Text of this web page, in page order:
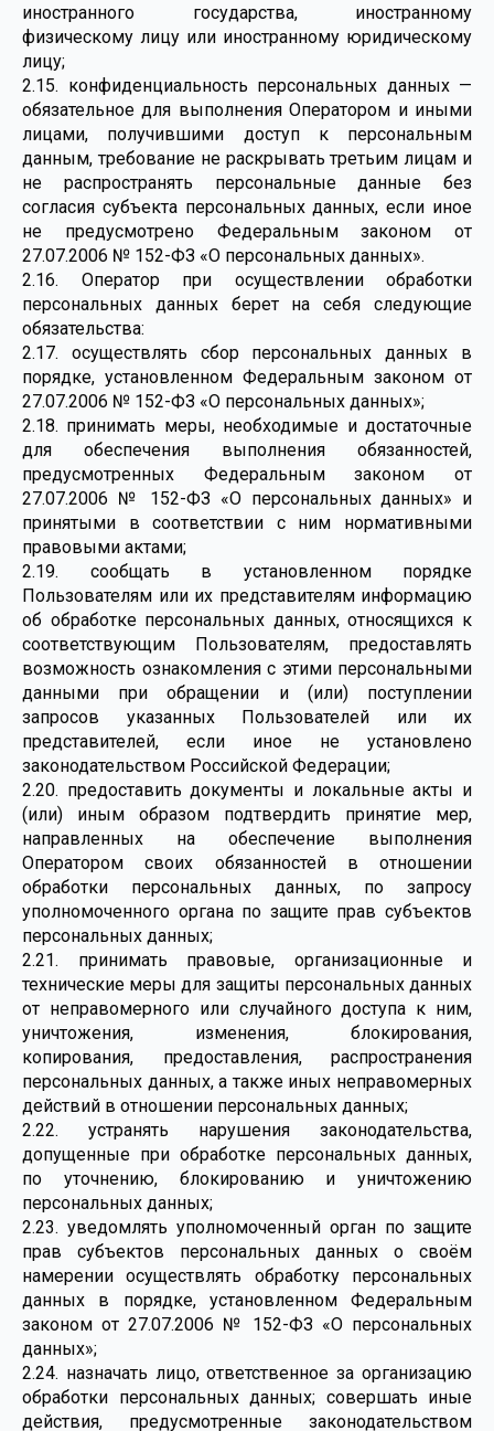
иностранного государства, иностранному
физическому лицу или иностранному юридическому
лицу;
2.15. конфиденциальность персональных данных —
обязательное для выполнения Оператором и иными
лицами, получившими доступ к персональным
данным, требование не раскрывать третьим лицам и
не распространять персональные данные без
согласия субъекта персональных данных, если иное
не предусмотрено Федеральным законом от
27.07.2006 № 152-ФЗ «О персональных данных».
2.16. Оператор при осуществлении обработки
персональных данных берет на себя следующие
обязательства:
2.17. осуществлять сбор персональных данных в
порядке, установленном Федеральным законом от
27.07.2006 № 152-ФЗ «О персональных данных»;
2.18. принимать меры, необходимые и достаточные
для обеспечения выполнения обязанностей,
предусмотренных Федеральным законом от
27.07.2006 № 152-ФЗ «О персональных данных» и
принятыми в соответствии с ним нормативными
правовыми актами;
2.19. сообщать в установленном порядке
Пользователям или их представителям информацию
об обработке персональных данных, относящихся к
соответствующим Пользователям, предоставлять
возможность ознакомления с этими персональными
данными при обращении и (или) поступлении
запросов указанных Пользователей или их
представителей, если иное не установлено
законодательством Российской Федерации;
2.20. предоставить документы и локальные акты и
(или) иным образом подтвердить принятие мер,
направленных на обеспечение выполнения
Оператором своих обязанностей в отношении
обработки персональных данных, по запросу
уполномоченного органа по защите прав субъектов
персональных данных;
2.21. принимать правовые, организационные и
технические меры для защиты персональных данных
от неправомерного или случайного доступа к ним,
уничтожения, изменения, блокирования,
копирования, предоставления, распространения
персональных данных, а также иных неправомерных
действий в отношении персональных данных;
2.22. устранять нарушения законодательства,
допущенные при обработке персональных данных,
по уточнению, блокированию и уничтожению
персональных данных;
2.23. уведомлять уполномоченный орган по защите
прав субъектов персональных данных о своём
намерении осуществлять обработку персональных
данных в порядке, установленном Федеральным
законом от 27.07.2006 № 152-ФЗ «О персональных
данных»;
2.24. назначать лицо, ответственное за организацию
обработки персональных данных; совершать иные
действия, предусмотренные законодательством